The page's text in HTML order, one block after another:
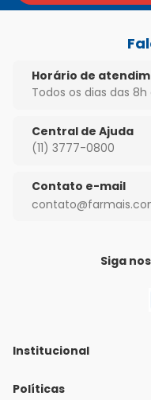
Horário de
Todos os dias das 8h
Central de Ajuda
(11) 3777-0800
Contato e-mail
Siga
Institucional
Quem Somos
Políticas